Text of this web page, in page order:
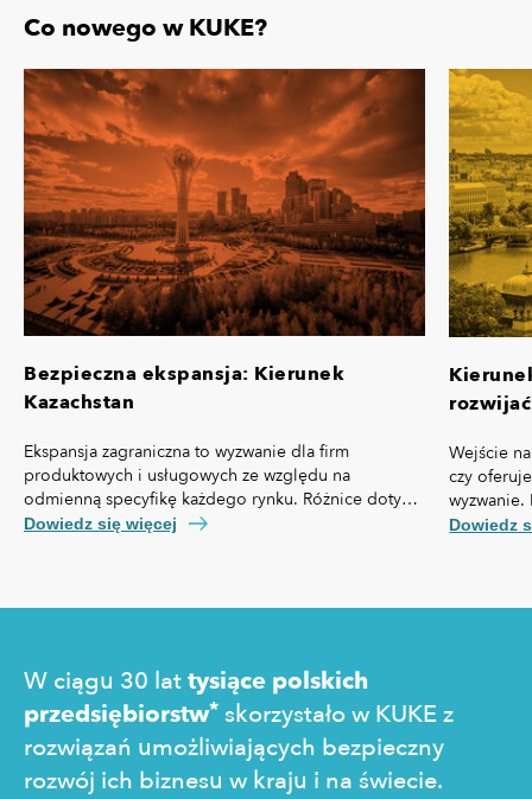
Co nowego w KUKE?
Bezpieczna ekspansja: Kierunek
Kazachstan
Ekspansja zagraniczna to wyzwanie dla firm
produktowych i usługowych ze względu na
odmienną specyfikę każdego rynku. Różnice dotyczą
nie tylko przepisów prawa czy technologii, ale też,
Dowiedz się więcej
Wejście
czy
własną
Dowiedz
W ciągu 30 lattysiące polskich
przedsiębiorstw* skorzystało w KUKE z
rozwiązań umożliwiających bezpieczny
rozwój ich biznesu w kraju i na świecie.